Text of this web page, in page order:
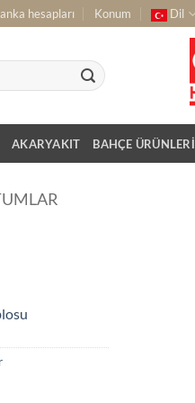
hesapları Konum Dil
AKARYAKIT BAHÇE ÜRÜNLERI